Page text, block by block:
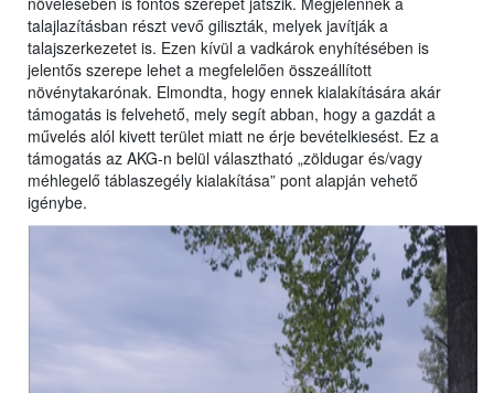
talajlazításban részt vevő giliszták, melyek javítják a
talajszerkezetet is. Ezen kívül a vadkárok enyhítésében is
jelentős szerepe lehet a megfelelően összeállított
növénytakarónak. Elmondta, hogy ennek kialakítására akár
támogatás is felvehető, mely segít abban, hogy a gazdát a
művelés alól kivett terület miatt ne érje bevételkiesést. Ez a
támogatás az AKG-n belül választható „zöldugar és/vagy
méhlegelő táblaszegély kialakítása” pont alapján vehető
igénybe.